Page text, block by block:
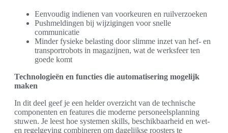
Eenvoudig indienen van voorkeuren en ruilverzoeken
Pushmeldingen bij wijzigingen voor snelle
communicatie
Minder fysieke belasting door slimme inzet van hef- en
transportrobots in magazijnen, wat de werksfeer ten
goede komt
Technologieën en functies die automatisering mogelijk
maken
In dit deel geef je een helder overzicht van de technische
componenten en features die moderne personeelsplanning
stuwen. Je leest hoe systemen skills, beschikbaarheid en wet-
en regelgeving combineren om dagelijkse roosters te